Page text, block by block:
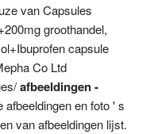
van Capsules
groothandel,
capsule
Co Ltd
afbeeldingen -
afbeeldingen en foto ' s
van afbeeldingen lijst.